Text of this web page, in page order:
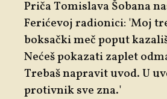
Priča Tomislava Šobana
Ferićevoj radionici: 'Moj
boksački meč poput
Nećeš pokazati zaplet
Trebaš napravit uvod. U
protivnik sve zna.'